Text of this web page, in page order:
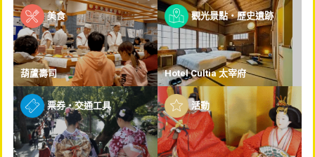
美食
葫蘆壽司
觀光景點・歷史遺跡
Hotel Cultia 太宰府
票券・交通工具 活動